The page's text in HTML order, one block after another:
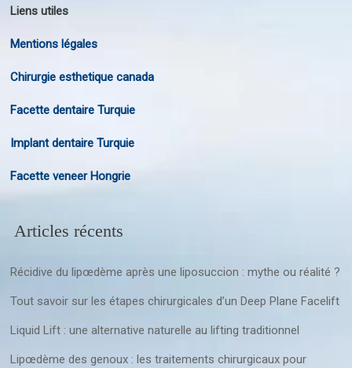
Liens utiles
Mentions légales
Chirurgie esthetique canada
Facette dentaire Turquie
Implant dentaire Turquie
Facette veneer Hongrie
Articles récents
Récidive du lipœdème après une liposuccion : mythe ou réalité ?
Tout savoir sur les étapes chirurgicales d’un Deep Plane Facelift
Liquid Lift : une alternative naturelle au lifting traditionnel
Lipœdème des genoux : les traitements chirurgicaux pour